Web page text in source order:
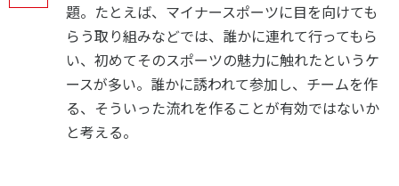
題。たとえば、マイナースポーツに目を向けても
らう取り組みなどでは、誰かに連れて行ってもら
い、初めてそのスポーツの魅力に触れたというケ
ースが多い。誰かに誘われて参加し、チームを作
る、そういった流れを作ることが有効ではないか
と考える。